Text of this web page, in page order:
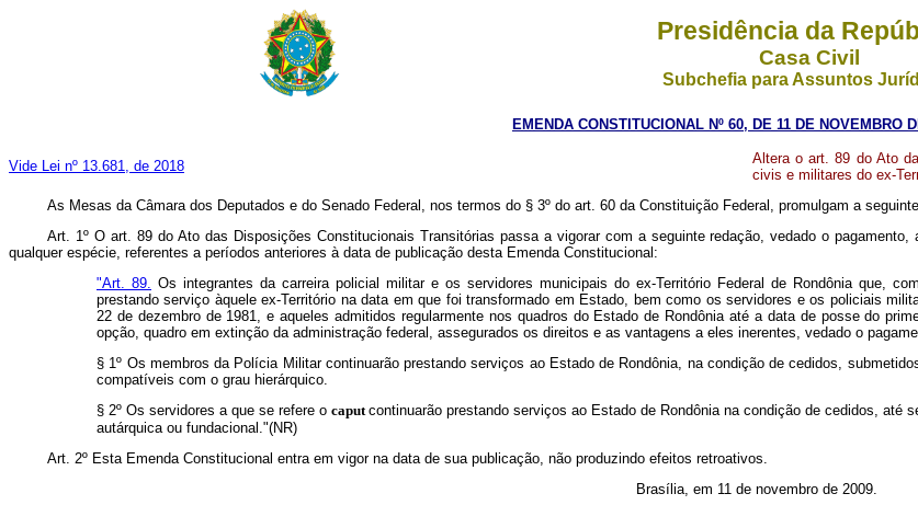
Presidência da
Casa Civil
Subchefia para Assuntos
EMENDA CONSTITUCIONAL Nº 60, DE 11 DE NOVEMBRO
Vide Lei nº 13.681, de 2018
Altera o art. 89 do Ato
civis e militares do ex-
As Mesas da Câmara dos Deputados e do Senado Federal, nos termos do § 3º do art. 60 da Constituição Federal, promulgam a
Art. 1º O art. 89 do Ato das Disposições Constitucionais Transitórias passa a vigorar com a seguinte redação, vedado o
qualquer espécie, referentes a períodos anteriores à data de publicação desta Emenda Constitucional:
"Art. 89. Os integrantes da carreira policial militar e os servidores municipais do ex-Território Federal de Rondônia que,
prestando serviço àquele ex-Território na data em que foi transformado em Estado, bem como os servidores e os policiais
22 de dezembro de 1981, e aqueles admitidos regularmente nos quadros do Estado de Rondônia até a data de posse do
opção, quadro em extinção da administração federal, assegurados os direitos e as vantagens a eles inerentes, vedado o
§ 1º Os membros da Polícia Militar continuarão prestando serviços ao Estado de Rondônia, na condição de cedidos,
compatíveis com o grau hierárquico.
§ 2º Os servidores a que se refere o caputcontinuarão prestando serviços ao Estado de Rondônia na condição de cedidos, até
autárquica ou fundacional."(NR)
Art. 2º Esta Emenda Constitucional entra em vigor na data de sua publicação, não produzindo efeitos retroativos.
Brasília, em 11 de novembro de 2009.